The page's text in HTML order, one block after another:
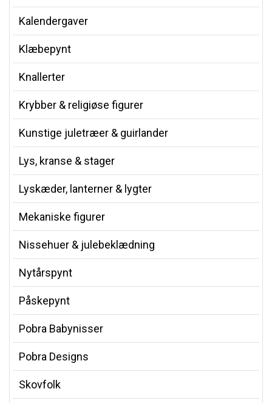
Kalendergaver
Klæbepynt
Knallerter
Krybber & religiøse figurer
Kunstige juletræer & guirlander
Lys, kranse & stager
Lyskæder, lanterner & lygter
Mekaniske figurer
Nissehuer & julebeklædning
Nytårspynt
Påskepynt
Pobra Babynisser
Pobra Designs
Skovfolk